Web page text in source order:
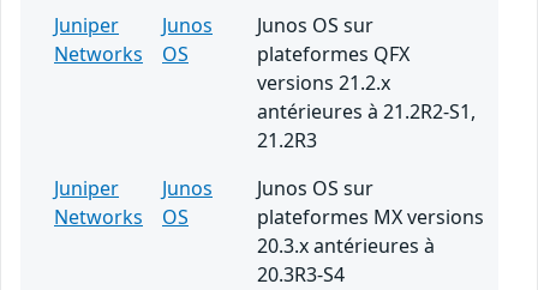
Juniper
Networks
Junos
OS
Junos OS sur
plateformes QFX
versions 21.2.x
antérieures à 21.2R2-S1,
21.2R3
Juniper
Networks
Junos
OS
Junos OS sur
plateformes MX versions
20.3.x antérieures à
20.3R3-S4